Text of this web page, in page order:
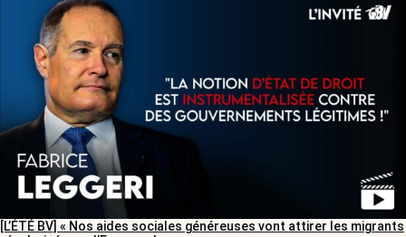
[L’ÉTÉ BV] « Nos aides sociales généreuses vont attirer les migrants